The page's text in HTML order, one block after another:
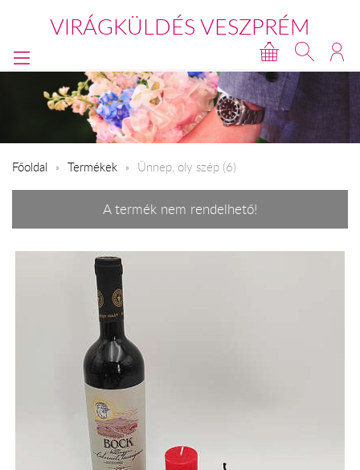
VIRÁGKÜLDÉS VESZPRÉM
Főoldal Termékek Ünnep, oly szép (6)
A termék nem rendelhető!